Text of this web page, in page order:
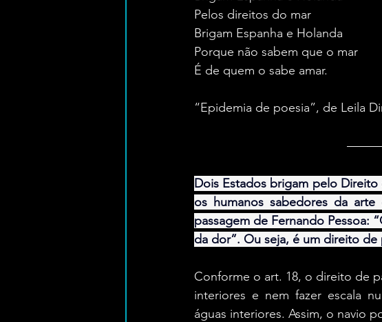
Pelos direitos do mar
Brigam Espanha e Holanda
Porque não sabem que o mar
É de quem o sabe amar.
“Epidemia de poesia”, de Leila
Dois Estados brigam pelo Direito
os humanos sabedores da
passagem de Fernando Pessoa:
da dor”. Ou seja, é um direito de
Conforme o art. 18, o direito de
interiores e nem fazer escala
águas interiores. Assim, o navio